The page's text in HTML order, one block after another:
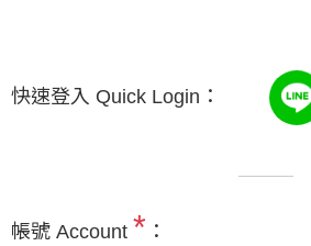
快速登入 Quick Login：
帳號 Account * ：